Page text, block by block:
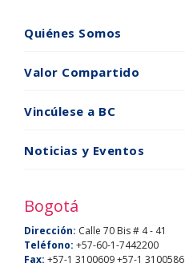
Quiénes
somos
Quiénes Somos
Valor
Compartido
Valor Compartido
Vincúlese
a
Vincúlese a BC
y
eventos
Noticias y Eventos
Bogotá
Dirección: Calle 70 Bis # 4 - 41
Teléfono: +57-60-1-7442200
Fax: +57-1 3100609 +57-1 3100586